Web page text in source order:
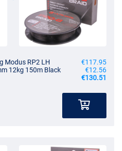
Modus RP2 LH
€117.95
12kg 150m Black
€12.56
€130.51